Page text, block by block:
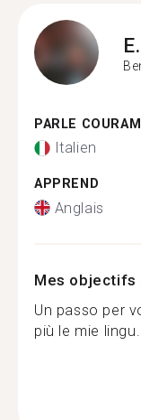
E.
PARLE
Italien
APPREND
Anglais
Mes objectifs
Un passo per
più le mie lingu...